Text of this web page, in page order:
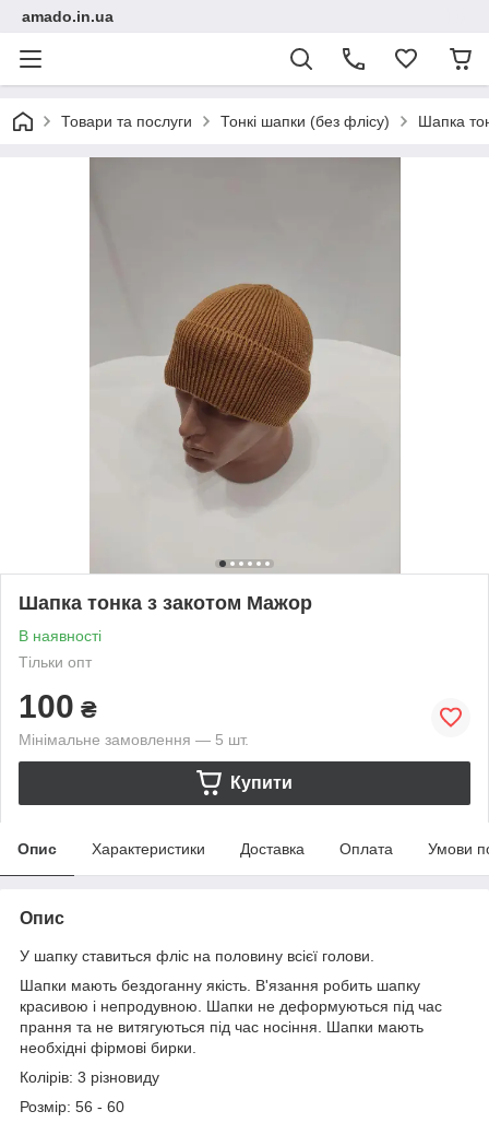
amado.in.ua
Товари та послуги Тонкі шапки (без флісу) Шапка
Шапка тонка з закотом Мажор
В наявності
Тільки опт
100 ₴
Мінімальне замовлення — 5 шт.
Купити
Опис Характеристики Доставка Оплата Умови
Опис
У шапку ставиться фліс на половину всієї голови.
Шапки мають бездоганну якість. В'язання робить шапку
красивою і непродувною. Шапки не деформуються під час
прання та не витягуються під час носіння. Шапки мають
необхідні фірмові бирки.
Колірів: 3 різновиду
Розмір: 56 - 60